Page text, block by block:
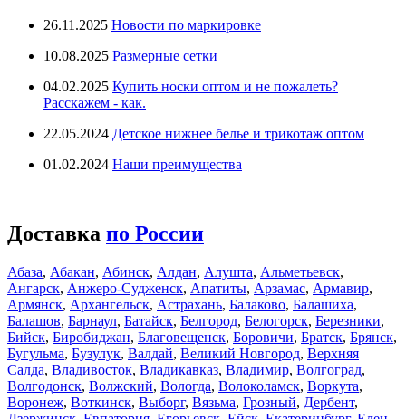
26.11.2025 Новости по маркировке
10.08.2025 Размерные сетки
04.02.2025 Купить носки оптом и не пожалеть?
Расскажем - как.
22.05.2024 Детское нижнее белье и трикотаж оптом
01.02.2024 Наши преимущества
Доставка по России
Абаза, Абакан, Абинск, Алдан, Алушта, Альметьевск,
Ангарск, Анжеро-Судженск, Апатиты, Арзамас, Армавир,
Армянск, Архангельск, Астрахань, Балаково, Балашиха,
Балашов, Барнаул, Батайск, Белгород, Белогорск, Березники,
Бийск, Биробиджан, Благовещенск, Боровичи, Братск, Брянск,
Бугульма, Бузулук, Валдай, Великий Новгород, Верхняя
Салда, Владивосток, Владикавказ, Владимир, Волгоград,
Волгодонск, Волжский, Вологда, Волоколамск, Воркута,
Воронеж, Воткинск, Выборг, Вязьма, Грозный, Дербент,